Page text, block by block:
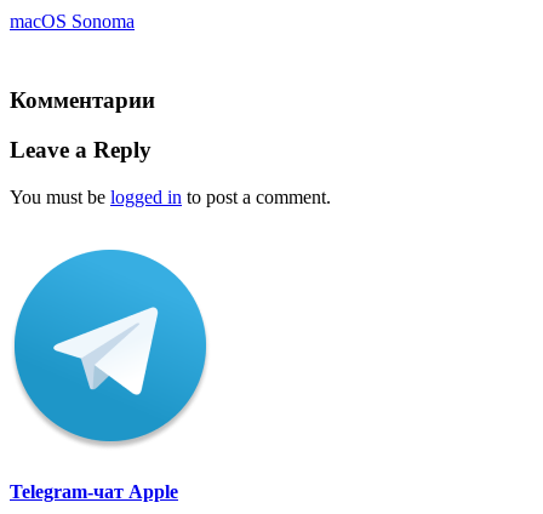
macOS Sonoma
Комментарии
Leave a Reply
You must be logged in to post a comment.
Telegram-чат Apple